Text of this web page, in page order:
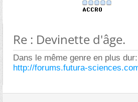
Re : Devinette d'âge.
Dans le même genre en plus dur:
http://forums.futura-